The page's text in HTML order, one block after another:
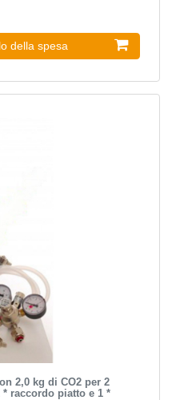
della spesa
2,0 kg di CO2 per 2
raccordo piatto e 1 *